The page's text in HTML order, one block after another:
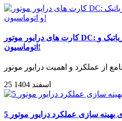
کارت های درایور موتور DC: ویژگی ها و کاربردهای عملی در رباتیک و
اتوماسیون!
25 اسفند 1404